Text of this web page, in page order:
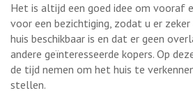
Het is altijd een goed idee om vooraf
voor een bezichtiging, zodat u er
huis beschikbaar is en dat er geen
andere geïnteresseerde kopers. Op
de tijd nemen om het huis te
stellen.